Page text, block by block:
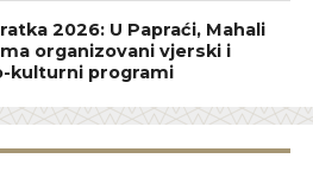
2026: U Papraći, Mahali
organizovani vjerski i
kulturni programi